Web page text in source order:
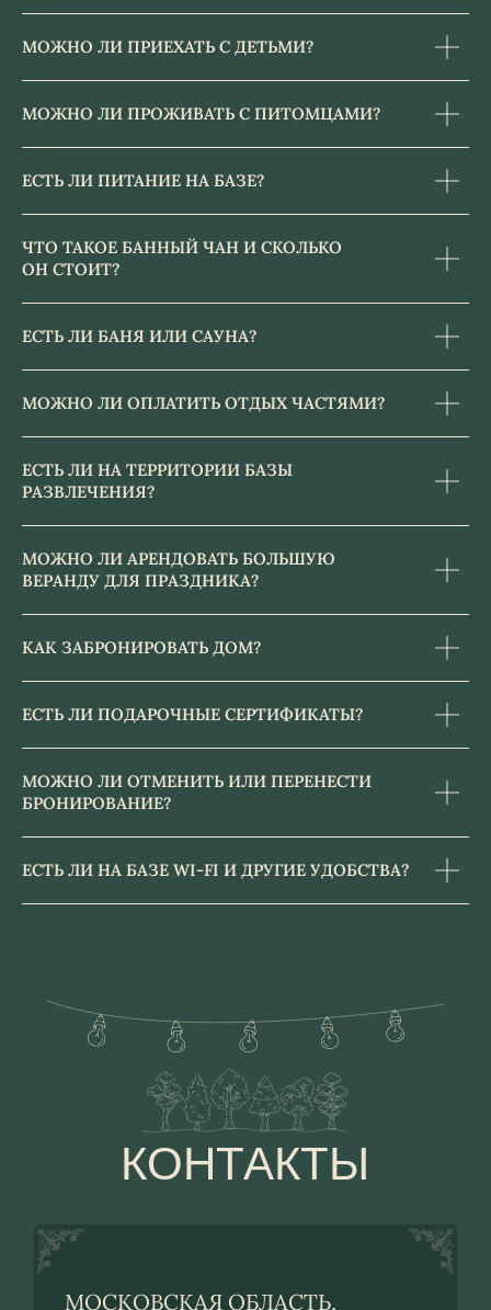
МОЖНО ЛИ ПРИЕХАТЬ С ДЕТЬМИ?
МОЖНО ЛИ ПРОЖИВАТЬ С ПИТОМЦАМИ?
ЕСТЬ ЛИ ПИТАНИЕ НА БАЗЕ?
ЧТО ТАКОЕ БАННЫЙ ЧАН И СКОЛЬКО
ОН СТОИТ?
ЕСТЬ ЛИ БАНЯ ИЛИ САУНА?
МОЖНО ЛИ ОПЛАТИТЬ ОТДЫХ ЧАСТЯМИ?
ЕСТЬ ЛИ НА ТЕРРИТОРИИ БАЗЫ
РАЗВЛЕЧЕНИЯ?
МОЖНО ЛИ АРЕНДОВАТЬ БОЛЬШУЮ
ВЕРАНДУ ДЛЯ ПРАЗДНИКА?
КАК ЗАБРОНИРОВАТЬ ДОМ?
ЕСТЬ ЛИ ПОДАРОЧНЫЕ СЕРТИФИКАТЫ?
МОЖНО ЛИ ОТМЕНИТЬ ИЛИ ПЕРЕНЕСТИ
БРОНИРОВАНИЕ?
ЕСТЬ ЛИ НА БАЗЕ WI-FI И ДРУГИЕ УДОБСТВА?
Политика конфиденциальности
ИП Резниченко В.Ю. ИНН 502016199950
Юридическая информация
БАРСКИЕ ПОЛЯ